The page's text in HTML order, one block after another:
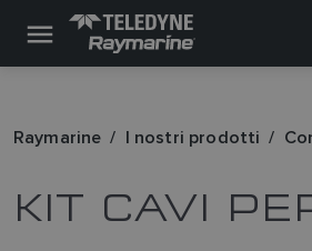
Raymarine I nostri prodotti
KIT CAVI